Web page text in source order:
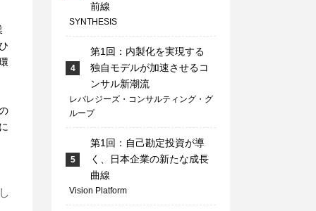
前線
SYNTHESIS
4
第1回：内製化を実現する
独自モデルが加速させるコ
ンサル新潮流
レバレジーズ・コンサルティング・グ
ループ
5
第1回：自己勘定投資が導
く、日本企業の新たな成長
曲線
Vision Platform